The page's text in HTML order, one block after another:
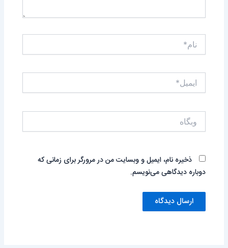
نام*
ایمیل*
وبگاه
ذخیره نام، ایمیل و وبسایت من در مرورگر برای زمانی که
دوباره دیدگاهی می‌نویسم.